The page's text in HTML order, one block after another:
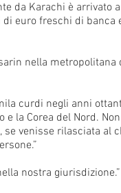
da Karachi è arrivato
euro freschi di
nella metropolitana
curdi negli anni
e la Corea del Nord.
venisse rilasciata al
nostra giurisdizione.”